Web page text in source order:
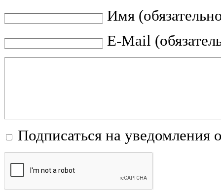
Имя
E-Mail
Подписаться на уведомления